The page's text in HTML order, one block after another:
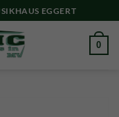
EGGERT
0